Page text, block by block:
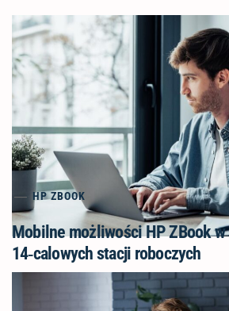
HP ZBOOK
Mobilne możliwości HP ZBook
14‑calowych stacji roboczych